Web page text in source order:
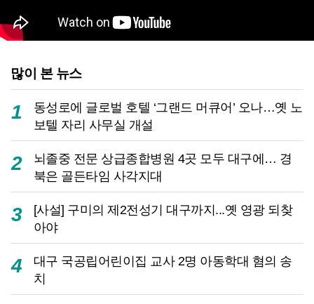
많이 본 뉴스
1
동성로에 글로벌 호텔 ‘그랜드 머큐어’ 오나…옛 노
보텔 자리 사무실 개설
2
뇌졸중 전문 상급종합병원 4곳 모두 대구에… 경
북은 골든타임 사각지대
3
[사설] 구미의 제2전성기 대구까지...옛 영광 되찾
아야
4
대구 국공립어린이집 교사 2명 아동학대 혐의 송
치